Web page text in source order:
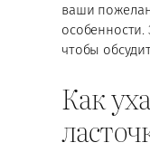
ваши
чтобы
Как